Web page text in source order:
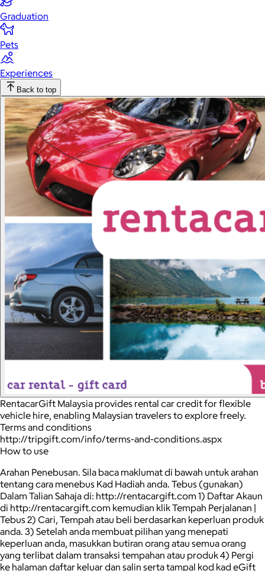
Graduation
Pets
Experiences
Back to top
RentacarGift Malaysia provides rental car credit for flexible
vehicle hire, enabling Malaysian travelers to explore freely.
Terms and conditions
http://tripgift.com/info/terms-and-conditions.aspx
How to use
Arahan Penebusan. Sila baca maklumat di bawah untuk arahan
tentang cara menebus Kad Hadiah anda. Tebus (gunakan)
Dalam Talian Sahaja di: http://rentacargift.com 1) Daftar Akaun
di http://rentacargift.com kemudian klik Tempah Perjalanan |
Tebus 2) Cari, Tempah atau beli berdasarkan keperluan produk
anda. 3) Setelah anda membuat pilihan yang menepati
keperluan anda, masukkan butiran orang atau semua orang
yang terlibat dalam transaksi tempahan atau produk 4) Pergi
ke halaman daftar keluar dan salin serta tampal kod kad eGift